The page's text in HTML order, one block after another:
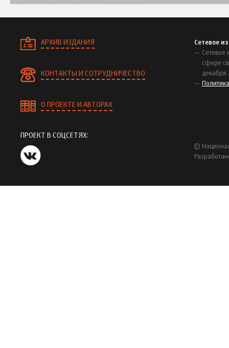
АРХИВ ИЗДАНИЯ
КОНТАКТЫ И СОТРУДНИЧЕСТВО
О ПРОЕКТЕ И АВТОРАХ
Сетевое
Сетевое
сфере
декабря
ПРОЕКТ В СОЦСЕТЯХ:
©